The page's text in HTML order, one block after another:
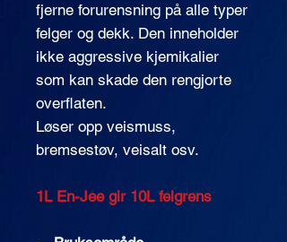
fjerne forurensning på alle typer
felger og dekk. Den inneholder
ikke aggressive kjemikalier
som kan skade den rengjorte
overflaten.
Løser opp veismuss,
bremsestøv, veisalt osv.
1L En-Jee gir 10L felgrens